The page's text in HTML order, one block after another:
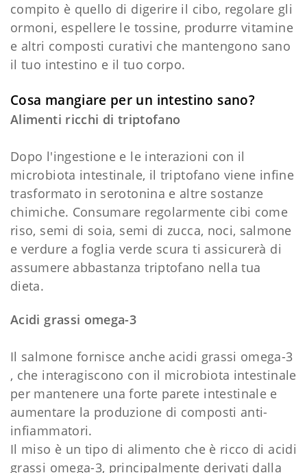
compito è quello di digerire il cibo, regolare gli
ormoni, espellere le tossine, produrre vitamine
e altri composti curativi che mantengono sano
il tuo intestino e il tuo corpo.
Cosa mangiare per un intestino sano?
Alimenti ricchi di triptofano
Dopo l'ingestione e le interazioni con il
microbiota intestinale, il triptofano viene infine
trasformato in serotonina e altre sostanze
chimiche. Consumare regolarmente cibi come
riso, semi di soia, semi di zucca, noci, salmone
e verdure a foglia verde scura ti assicurerà di
assumere abbastanza triptofano nella tua
dieta.
Acidi grassi omega-3
Il salmone fornisce anche acidi grassi omega-3
, che interagiscono con il microbiota intestinale
per mantenere una forte parete intestinale e
aumentare la produzione di composti anti-
infiammatori.
Il miso è un tipo di alimento che è ricco di acidi
grassi omega-3, principalmente derivati ​​dalla